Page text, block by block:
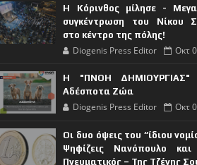
Η Κόρινθος μίλησε -
συγκέντρωση του Νίκου
στο κέντρο της πόλης!
Diogenis Press Editor Οκτ
Η "ΠΝΟΗ ΔΗΜΙΟΥΡΓΙΑΣ"
Αδέσποτα Ζώα
Diogenis Press Editor Οκτ
Οι δυο όψεις του “ίδιου
Ψηφίζεις Νανόπουλο και
Πνευματικός – Της Τζένης